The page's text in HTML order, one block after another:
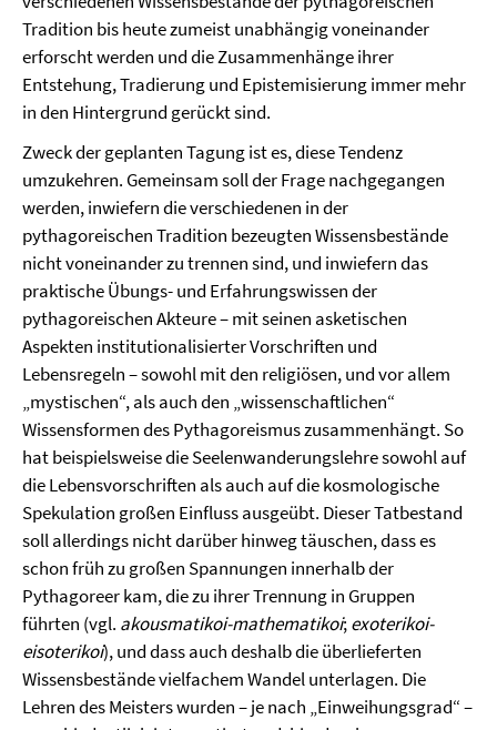
Tradition bis heute zumeist unabhängig voneinander
erforscht werden und die Zusammenhänge ihrer
Entstehung, Tradierung und Epistemisierung immer mehr
in den Hintergrund gerückt sind.
Zweck der geplanten Tagung ist es, diese Tendenz
umzukehren. Gemeinsam soll der Frage nachgegangen
werden, inwiefern die verschiedenen in der
pythagoreischen Tradition bezeugten Wissensbestände
nicht voneinander zu trennen sind, und inwiefern das
praktische Übungs- und Erfahrungswissen der
pythagoreischen Akteure – mit seinen asketischen
Aspekten institutionalisierter Vorschriften und
Lebensregeln – sowohl mit den religiösen, und vor allem
„mystischen“, als auch den „wissenschaftlichen“
Wissensformen des Pythagoreismus zusammenhängt. So
hat beispielsweise die Seelenwanderungslehre sowohl auf
die Lebensvorschriften als auch auf die kosmologische
Spekulation großen Einfluss ausgeübt. Dieser Tatbestand
soll allerdings nicht darüber hinweg täuschen, dass es
schon früh zu großen Spannungen innerhalb der
Pythagoreer kam, die zu ihrer Trennung in Gruppen
führten (vgl. akousmatikoi-mathematikoi;exoterikoi-
eisoterikoi), und dass auch deshalb die überlieferten
Wissensbestände vielfachem Wandel unterlagen. Die
Lehren des Meisters wurden – je nach „Einweihungsgrad“ –